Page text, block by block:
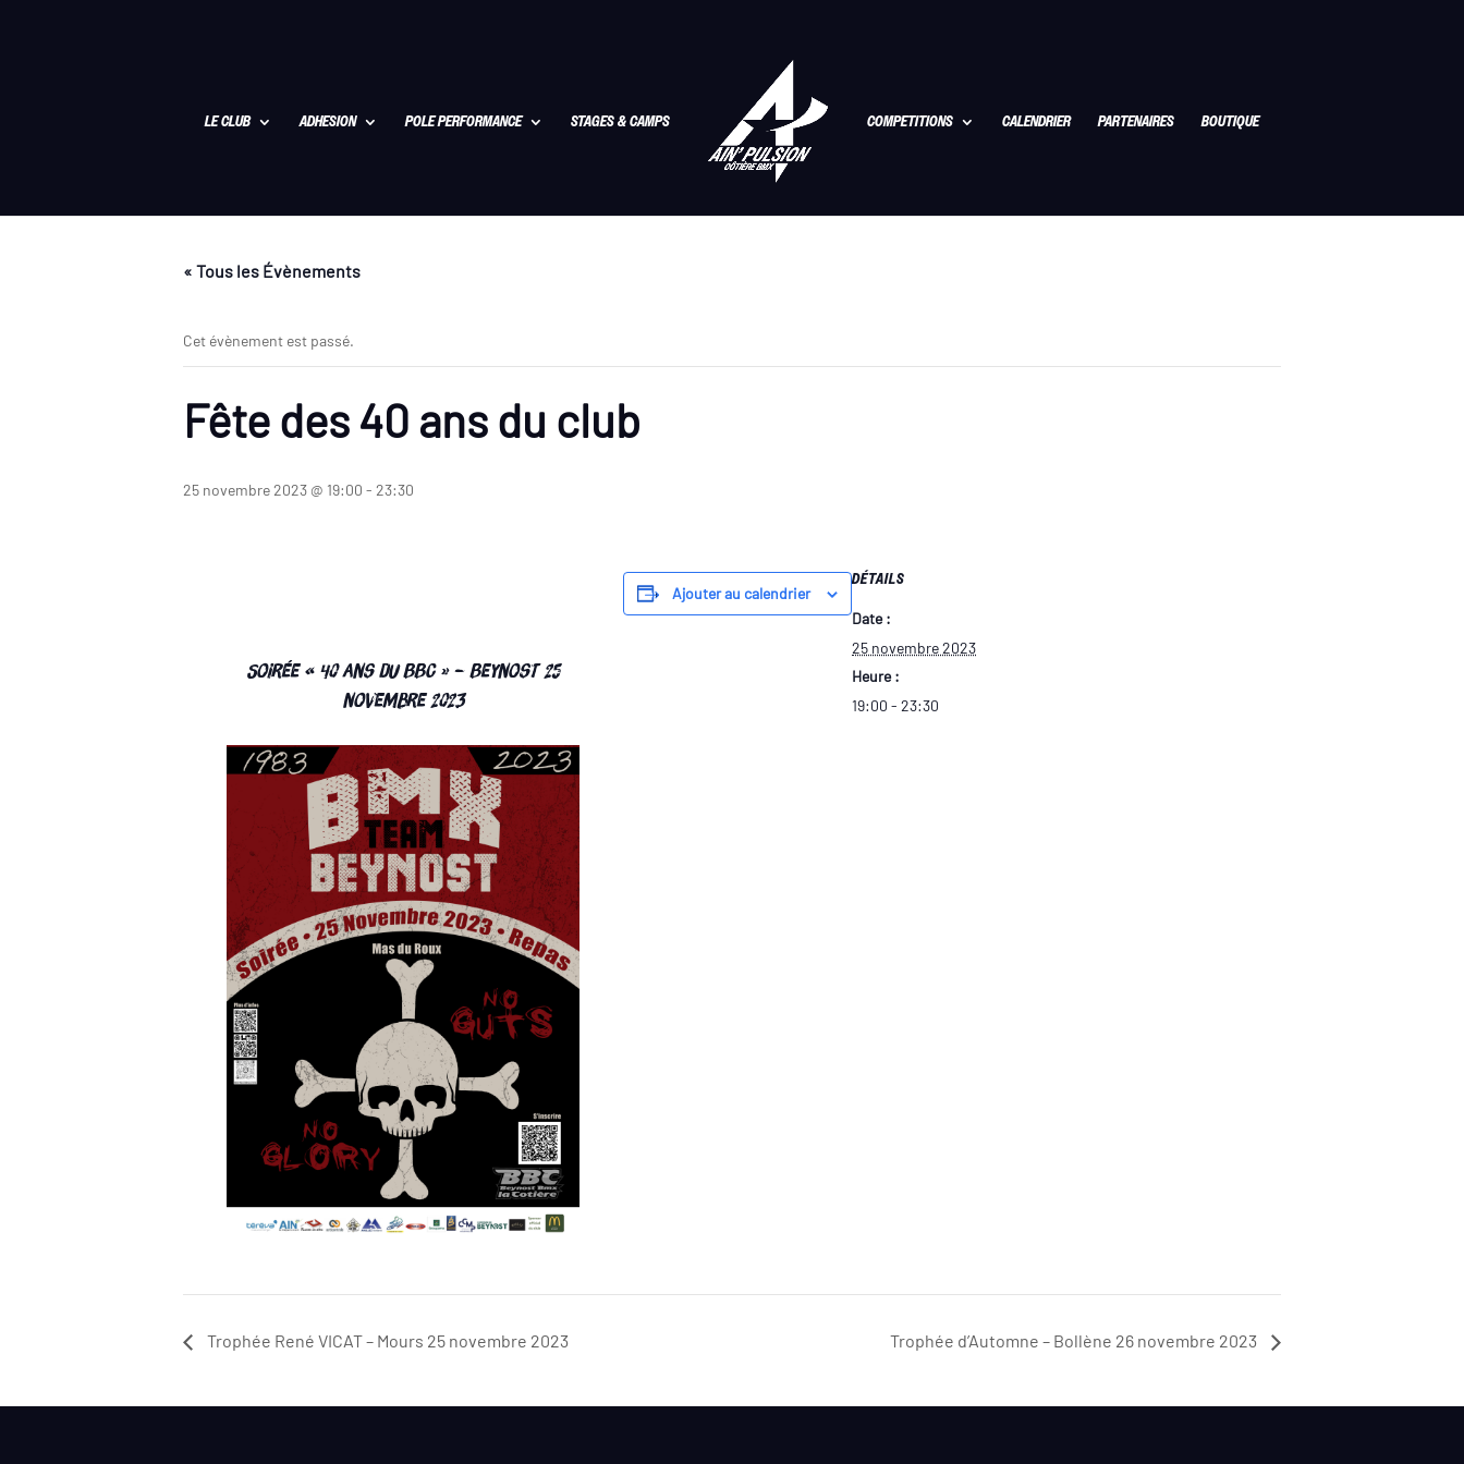
LE CLUB ADHESION POLE PERFORMANCE STAGES & CAMPS COMPETITIONS CALENDRIER PARTENAIRES BOUTIQUE
« Tous les Évènements
Cet évènement est passé.
Fête des 40 ans du club
25 novembre 2023 @ 19:00 - 23:30
Soirée « 40 ans du BBC » – Beynost 25
novembre 2023
Ajouter au calendrier
DÉTAILS
Date :
25 novembre 2023
Heure :
19:00 - 23:30
Trophée René VICAT – Mours 25 novembre 2023 Trophée d’Automne – Bollène 26 novembre 2023